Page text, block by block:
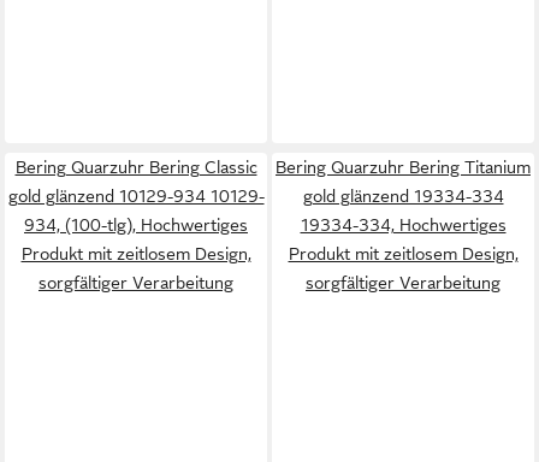
Bering Quarzuhr Bering Classic
gold glänzend 10129-934 10129-
934, (100-tlg), Hochwertiges
Produkt mit zeitlosem Design,
sorgfältiger Verarbeitung
Bering Quarzuhr Bering Titanium
gold glänzend 19334-334
19334-334, Hochwertiges
Produkt mit zeitlosem Design,
sorgfältiger Verarbeitung